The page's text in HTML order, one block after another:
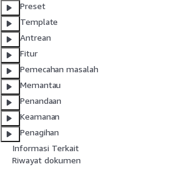
Preset
Template
Antrean
Fitur
Pemecahan masalah
Memantau
Penandaan
Keamanan
Penagihan
Informasi Terkait
Riwayat dokumen